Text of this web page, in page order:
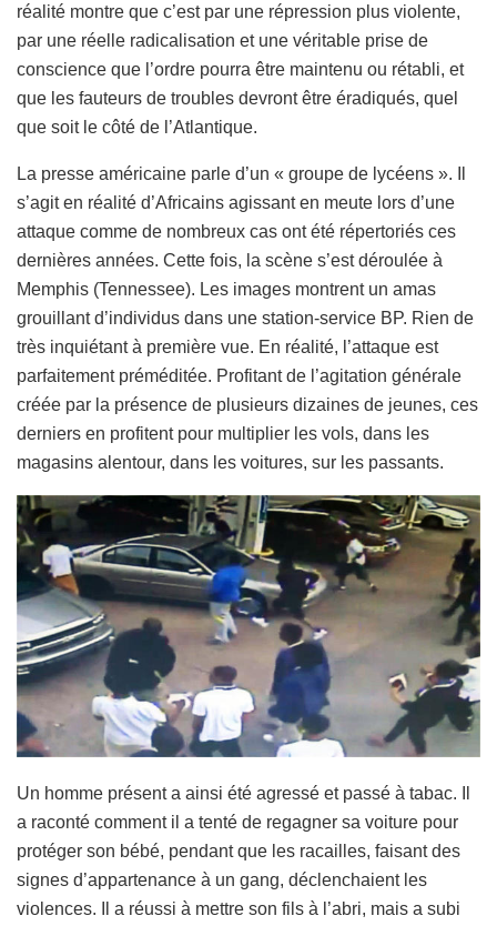
réalité montre que c’est par une répression plus violente,
par une réelle radicalisation et une véritable prise de
conscience que l’ordre pourra être maintenu ou rétabli, et
que les fauteurs de troubles devront être éradiqués, quel
que soit le côté de l’Atlantique.
La presse américaine parle d’un « groupe de lycéens ». Il
s’agit en réalité d’Africains agissant en meute lors d’une
attaque comme de nombreux cas ont été répertoriés ces
dernières années. Cette fois, la scène s’est déroulée à
Memphis (Tennessee). Les images montrent un amas
grouillant d’individus dans une station-service BP. Rien de
très inquiétant à première vue. En réalité, l’attaque est
parfaitement préméditée. Profitant de l’agitation générale
créée par la présence de plusieurs dizaines de jeunes, ces
derniers en profitent pour multiplier les vols, dans les
magasins alentour, dans les voitures, sur les passants.
Un homme présent a ainsi été agressé et passé à tabac. Il
a raconté comment il a tenté de regagner sa voiture pour
protéger son bébé, pendant que les racailles, faisant des
signes d’appartenance à un gang, déclenchaient les
violences. Il a réussi à mettre son fils à l’abri, mais a subi